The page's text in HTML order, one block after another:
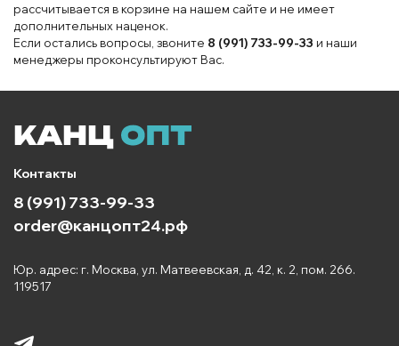
рассчитывается в корзине на нашем сайте и не имеет
дополнительных наценок.
Если остались вопросы, звоните 8 (991) 733-99-33 и наши
менеджеры проконсультируют Вас.
Контакты
8 (991) 733-99-33
order@канцопт24.рф
Юр. адрес: г. Москва, ул. Матвеевская, д. 42, к. 2, пом. 266.
119517